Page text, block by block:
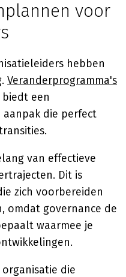
voor
hebben
Veranderprogramma's
biedt een
aanpak die perfect
van effectieve
Dit is
zich voorbereiden
omdat governance de
waarmee je
organisatie die